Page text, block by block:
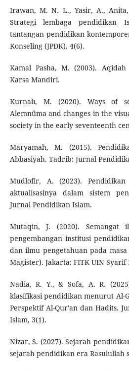
Irawan, M. N. L., Yasir, A.,
Strategi lembaga pendidikan
tantangan pendidikan
Konseling (JPDK), 4(6).
Kamal Pasha, M. (2003).
Karsa Mandiri.
Kurnalı, M. (2020). Ways of
Alemnüma and changes in the
society in the early seventeenth
Maryamah, M. (2015).
Abbasiyah. Tadrib: Jurnal
Mudlofir, A. (2023).
aktualisasinya dalam sistem
Jurnal Pendidikan Islam.
Mutaqin, J. (2020). Semangat
pengembangan institusi
dan ilmu pengetahuan pada masa
Magister). Jakarta: FITK UIN
Nadia, R. Y., & Sofa, A. R.
klasifikasi pendidikan menurut Al-
Perspektif Al-Qur'an dan Hadits.
Islam, 3(1).
Nizar, S. (2027). Sejarah
sejarah pendidikan era Rasulullah